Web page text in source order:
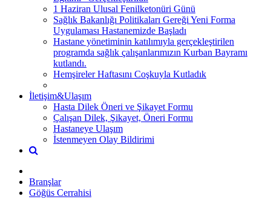
1 Haziran Ulusal Fenilketonüri Günü
Sağlık Bakanlığı Politikaları Gereği Yeni Forma
Uygulaması Hastanemizde Başladı
Hastane yönetiminin katılımıyla gerçekleştirilen
programda sağlık çalışanlarımızın Kurban Bayramı
kutlandı.
Hemşireler Haftasını Coşkuyla Kutladık
İletişim&Ulaşım
Hasta Dilek Öneri ve Şikayet Formu
Çalışan Dilek, Şikayet, Öneri Formu
Hastaneye Ulaşım
İstenmeyen Olay Bildirimi
Branşlar
Göğüs Cerrahisi